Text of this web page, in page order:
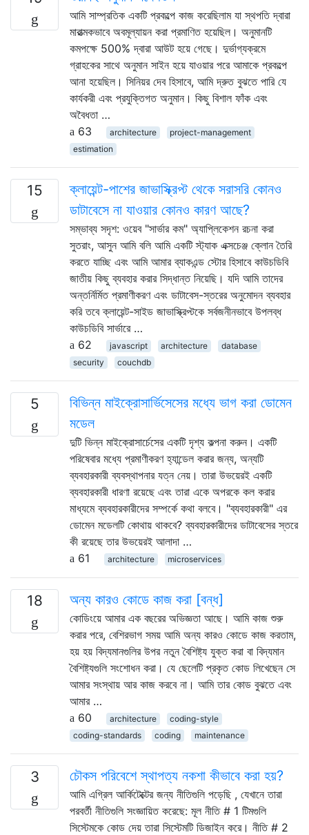
আমি সাম্প্রতিক একটি প্রকল্পে কাজ করেছিলাম যা স্থপতি দ্বারা
মারাত্মকভাবে অবমূল্যায়ন করা প্রমাণিত হয়েছিল। অনুমানটি
কমপক্ষে 500% দ্বারা আউট হয়ে গেছে। দুর্ভাগ্যক্রমে
গ্রাহকের সাথে অনুমান সাইন হয়ে যাওয়ার পরে আমাকে প্রকল্পে
আনা হয়েছিল। সিনিয়র দেব হিসাবে, আমি দ্রুত বুঝতে পারি যে
কার্যকরী এবং প্রযুক্তিগত অনুমান। কিছু বিশাল ফাঁক এবং
অবৈধতা …
63
architecture
project-management
estimation
15
ক্লায়েন্ট-পাশের জাভাস্ক্রিপ্ট থেকে সরাসরি কোনও
ডাটাবেসে না যাওয়ার কোনও কারণ আছে?
সম্ভাব্য সদৃশ: ওয়েব "সার্ভার কম" অ্যাপ্লিকেশন রচনা করা
সুতরাং, আসুন আমি বলি আমি একটি স্ট্যাক এক্সচেঞ্জ ক্লোন তৈরি
করতে যাচ্ছি এবং আমি আমার ব্যাকএন্ড স্টোর হিসাবে কাউচডিবি
জাতীয় কিছু ব্যবহার করার সিদ্ধান্ত নিয়েছি। যদি আমি তাদের
অন্তর্নির্মিত প্রমাণীকরণ এবং ডাটাবেস-স্তরের অনুমোদন ব্যবহার
করি তবে ক্লায়েন্ট-সাইড জাভাস্ক্রিপ্টকে সর্বজনীনভাবে উপলব্ধ
কাউচডিবি সার্ভারে …
62
javascript architecture
database
security
couchdb
5
বিভিন্ন মাইক্রোসার্ভিসেসের মধ্যে ভাগ করা ডোমেন
মডেল
দুটি ভিন্ন মাইক্রোসার্চেসের একটি দৃশ্য কল্পনা করুন। একটি
পরিষেবার মধ্যে প্রমাণীকরণ হ্যান্ডেল করার জন্য, অন্যটি
ব্যবহারকারী ব্যবস্থাপনার যত্ন নেয়। তারা উভয়েরই একটি
ব্যবহারকারী ধারণা রয়েছে এবং তারা একে অপরকে কল করার
মাধ্যমে ব্যবহারকারীদের সম্পর্কে কথা বলবে। "ব্যবহারকারী" এর
ডোমেন মডেলটি কোথায় থাকবে? ব্যবহারকারীদের ডাটাবেসের স্তরে
কী রয়েছে তার উভয়েরই আলাদা …
61
architecture microservices
18 অন্য কারও কোডে কাজ করা [বন্ধ]
কোডিংয়ে আমার এক বছরের অভিজ্ঞতা আছে। আমি কাজ শুরু
করার পরে, বেশিরভাগ সময় আমি অন্য কারও কোডে কাজ করতাম,
হয় হয় বিদ্যমানগুলির উপর নতুন বৈশিষ্ট্য যুক্ত করা বা বিদ্যমান
বৈশিষ্ট্যগুলি সংশোধন করা। যে ছেলেটি প্রকৃত কোড লিখেছেন সে
আমার সংস্থায় আর কাজ করবে না। আমি তার কোড বুঝতে এবং
আমার …
60
architecture
coding-style
coding-standards
coding maintenance
3 চৌকস পরিবেশে স্থাপত্য নকশা কীভাবে করা হয়?
আমি এগ্রিল আর্কিটেক্টের জন্য নীতিগুলি পড়েছি , যেখানে তারা
পরবর্তী নীতিগুলি সংজ্ঞায়িত করেছে: মূল নীতি # 1 টিমগুলি
সিস্টেমকে কোড দেয় তারা সিস্টেমটি ডিজাইন করে। নীতি # 2